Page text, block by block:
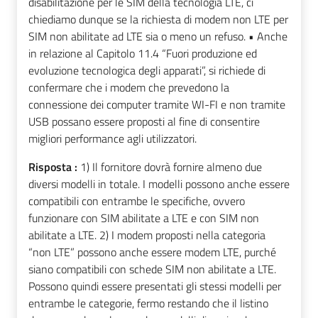
chiediamo dunque se la richiesta di modem non LTE per
SIM non abilitate ad LTE sia o meno un refuso. • Anche
in relazione al Capitolo 11.4 “Fuori produzione ed
evoluzione tecnologica degli apparati”, si richiede di
confermare che i modem che prevedono la
connessione dei computer tramite WI-FI e non tramite
USB possano essere proposti al fine di consentire
migliori performance agli utilizzatori.
Risposta : 1) Il fornitore dovrà fornire almeno due
diversi modelli in totale. I modelli possono anche essere
compatibili con entrambe le specifiche, ovvero
funzionare con SIM abilitate a LTE e con SIM non
abilitate a LTE. 2) I modem proposti nella categoria
“non LTE” possono anche essere modem LTE, purché
siano compatibili con schede SIM non abilitate a LTE.
Possono quindi essere presentati gli stessi modelli per
entrambe le categorie, fermo restando che il listino